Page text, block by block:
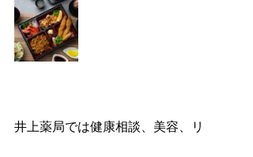
井上薬局では健康相談、美容、リ